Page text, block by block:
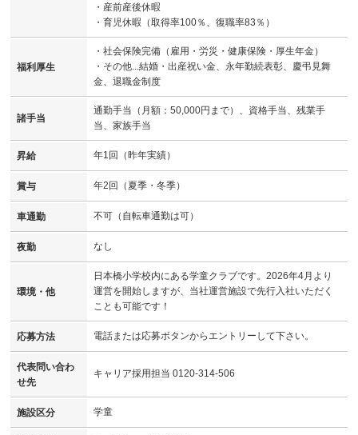
・産前産後休暇
・育児休暇（取得率100％、復職率83％）
福利厚生
・社会保険完備（雇用・労災・健康保険・厚生年金）
・その他...結婚・出産祝い金、永年勤続表彰、慶弔見舞
金、退職金制度
諸手当
通勤手当（月額：50,000円まで）、資格手当、残業手
当、家族手当
昇給 年1回（昨年実績）
賞与 年2回（夏季・冬季）
車通勤 不可（自転車通勤は可）
夜勤 なし
環境・他
日本橋小学校内にある学童クラブです。2026年4月より
運営を開始しますが、当社運営施設で先行入社いただく
ことも可能です！
応募方法 電話または応募ボタンからエントリーして下さい。
代表問い合わ
せ先
キャリア採用担当 0120-314-506
施設区分 学童